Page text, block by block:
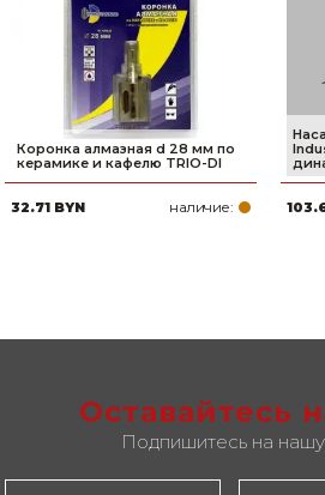
Коронка алмазная d 28 мм по
керамике и кафелю TRIO-DI
32.71 BYN наличие:
Оставайтесь
Подпишитесь на